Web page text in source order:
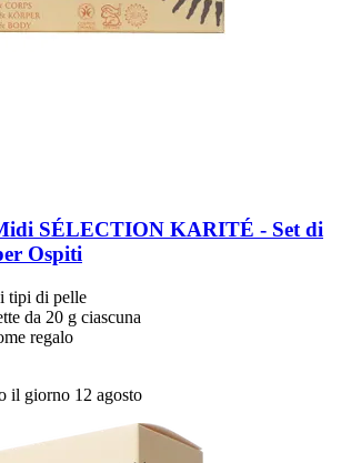
SÉLECTION KARITÉ -​ Set di
Ospiti
tipi di pelle
da 20 g ciascuna
regalo
il giorno 12 agosto